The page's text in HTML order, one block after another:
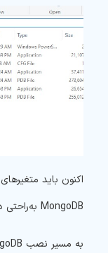
اکنون باید
MongoDB به‌راحتی در Command Prompt اجرا شوند.